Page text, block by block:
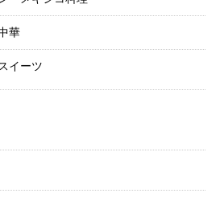
華
イーツ